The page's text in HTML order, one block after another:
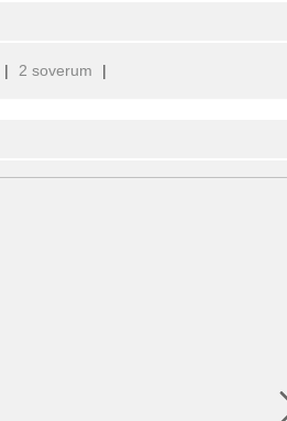
| 2 soverum |